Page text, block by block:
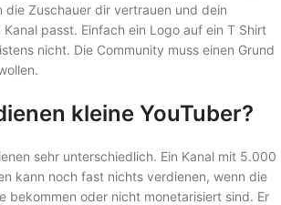
die Zuschauer dir vertrauen und dein
passt. Einfach ein Logo auf ein T Shirt
nicht. Die Community muss einen Grund
kleine YouTuber?
sehr unterschiedlich. Ein Kanal mit 5.000
kann noch fast nichts verdienen, wenn die
bekommen oder nicht monetarisiert sind. Er